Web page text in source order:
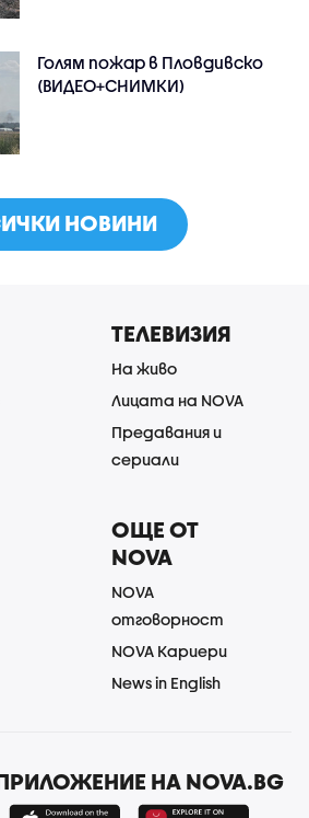
Голям пожар в Пловдивско
(ВИДЕО+СНИМКИ)
НОВИНИ
ТЕЛЕВИЗИЯ
На живо
Лицата на NOVA
Предавания и
сериали
ОЩЕ ОТ
NOVA
NOVA
отговорност
NOVA Кариери
News in English
НА NOVA.BG